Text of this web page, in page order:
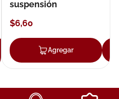
Agregar
suspensión
$6,60
Agregar